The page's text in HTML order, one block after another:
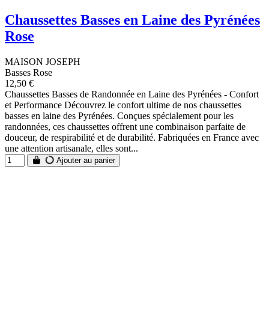
Chaussettes Basses en Laine des Pyrénées
Rose
MAISON JOSEPH
Basses Rose
12,50 €
Chaussettes Basses de Randonnée en Laine des Pyrénées - Confort
et Performance Découvrez le confort ultime de nos chaussettes
basses en laine des Pyrénées. Conçues spécialement pour les
randonnées, ces chaussettes offrent une combinaison parfaite de
douceur, de respirabilité et de durabilité. Fabriquées en France avec
une attention artisanale, elles sont...
Ajouter au panier